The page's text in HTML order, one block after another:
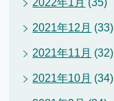
2022年1月 (35)
2021年12月 (33)
2021年11月 (32)
2021年10月 (34)